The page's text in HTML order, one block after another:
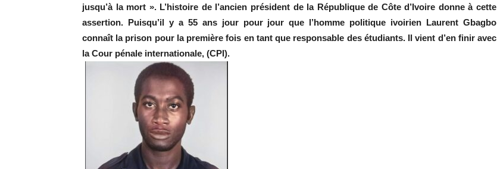
jusqu’à la mort ». L’histoire de l’ancien président de la République de Côte d’Ivoire donne à cette
assertion. Puisqu’il y a 55 ans jour pour jour que l’homme politique ivoirien Laurent Gbagbo
connaît la prison pour la première fois en tant que responsable des étudiants. Il vient d’en finir avec
la Cour pénale internationale, (CPI).